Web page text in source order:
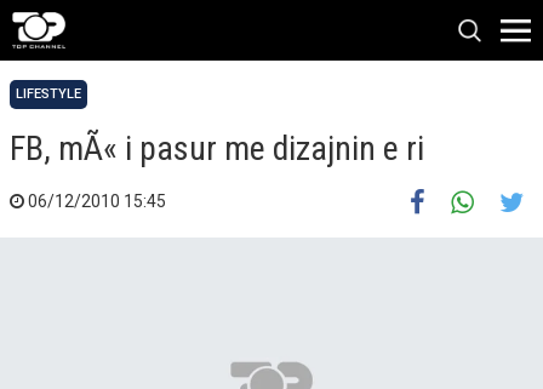
LIFESTYLE
FB, mÃ« i pasur me dizajnin e ri
06/12/2010 15:45